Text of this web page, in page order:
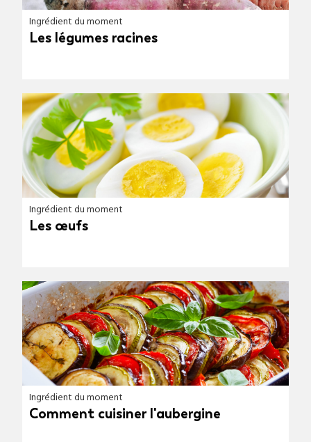
Ingrédient du moment
Les légumes racines
Ingrédient du moment
Les œufs
Ingrédient du moment
Comment cuisiner l'aubergine